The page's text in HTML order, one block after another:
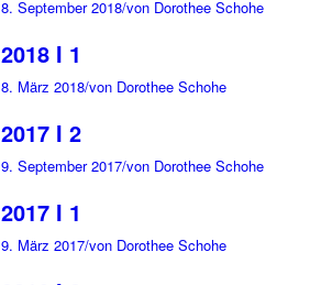
8. September 2018/von Dorothee Schohe
2018 I 1
8. März 2018/von Dorothee Schohe
2017 I 2
9. September 2017/von Dorothee Schohe
2017 I 1
9. März 2017/von Dorothee Schohe